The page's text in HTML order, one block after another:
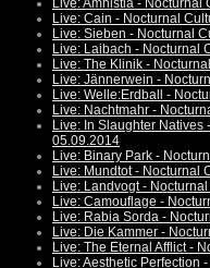
Live: Amnistia -
Live: Cain - Nocturnal
Live: Sieben - Nocturnal
Live: Laibach - Nocturnal
Live: The Klinik -
Live: Jännerwein -
Live: Welle:Erdball -
Live: Nachtmahr -
Live: In Slaughter
05.09.2014
Live: Binary Park -
Live: Mundtot - Nocturnal
Live: Landvogt -
Live: Camouflage -
Live: Rabia Sorda -
Live: Die Kammer -
Live: The Eternal Afflict -
Live: Aesthetic Perfection